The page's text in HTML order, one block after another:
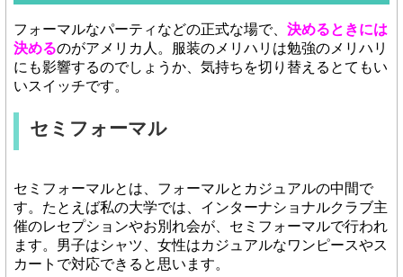
フォーマルなパーティなどの正式な場で、 決めるときには
決めるのがアメリカ人。服装のメリハリは勉強のメリハリ
にも影響するのでしょうか、気持ちを切り替えるとてもい
いスイッチです。
セミフォーマル
セミフォーマルとは、フォーマルとカジュアルの中間で
す。たとえば私の大学では、インターナショナルクラブ主
催のレセプションやお別れ会が、セミフォーマルで行われ
ます。男子はシャツ、女性はカジュアルなワンピースやス
カートで対応できると思います。